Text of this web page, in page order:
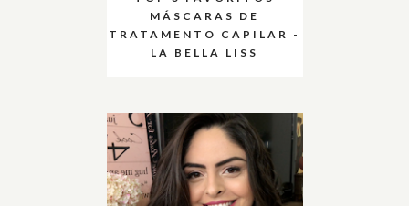
MÁSCARAS DE
TRATAMENTO CAPILAR -
LA BELLA LISS